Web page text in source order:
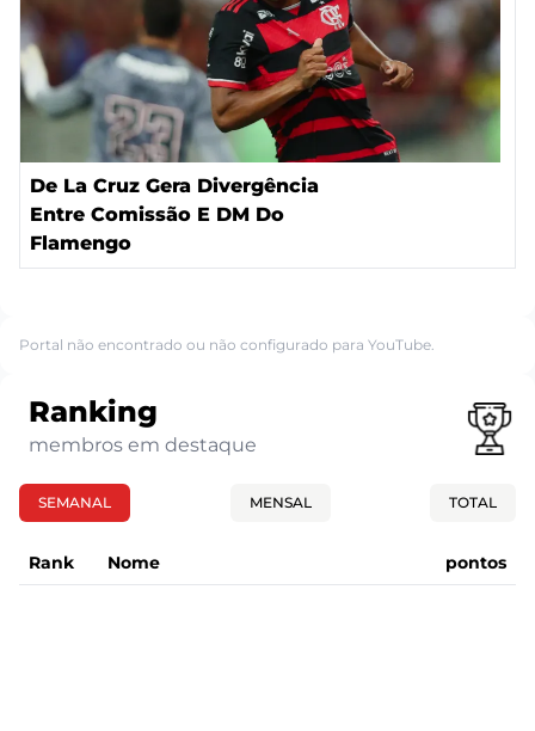
De La Cruz Gera Divergência
Entre Comissão E DM Do
Flamengo
Portal não encontrado ou não configurado para YouTube.
Ranking
membros em destaque
SEMANAL MENSAL TOTAL
Rank Nome pontos